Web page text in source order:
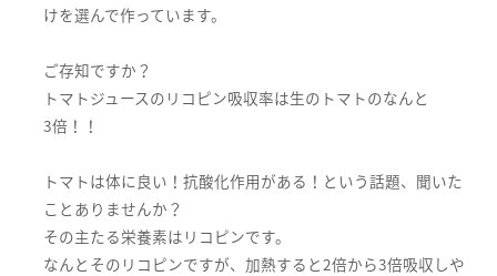
けを選んで作っています。
ご存知ですか？
トマトジュースのリコピン吸収率は生のトマトのなんと
3倍！！
トマトは体に良い！抗酸化作用がある！という話題、聞いた
ことありませんか？
その主たる栄養素はリコピンです。
なんとそのリコピンですが、加熱すると2倍から3倍吸収しや